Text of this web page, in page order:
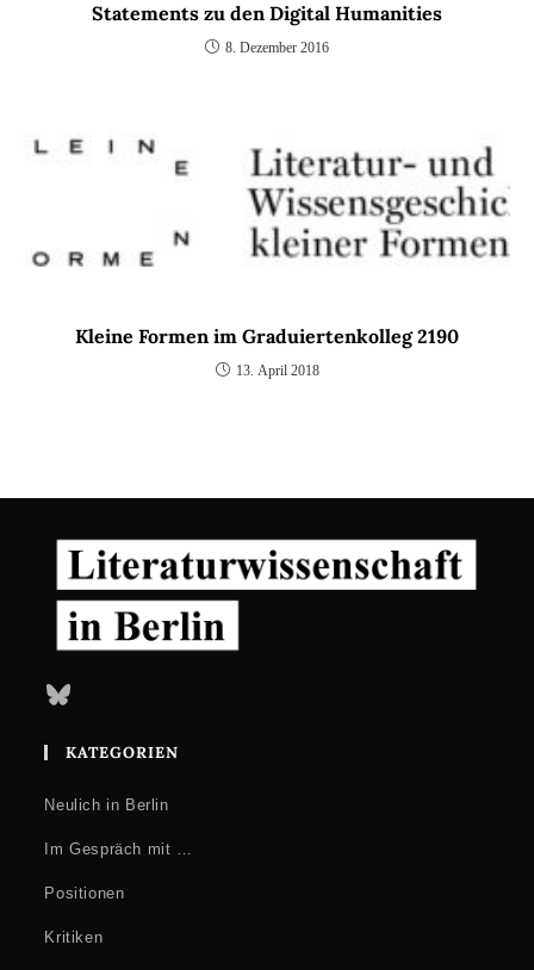
Statements zu den Digital Humanities
8. Dezember 2016
Kleine Formen im Graduiertenkolleg 2190
13. April 2018
Bluesky
KATEGORIEN
Neulich in Berlin
Im Gespräch mit …
Positionen
Kritiken